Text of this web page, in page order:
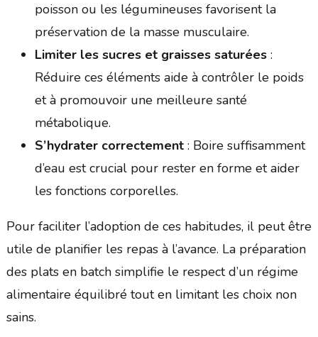
poisson ou les légumineuses favorisent la
préservation de la masse musculaire.
Limiter les sucres et graisses saturées:
Réduire ces éléments aide à contrôler le poids
et à promouvoir une meilleure santé
métabolique.
S’hydrater correctement: Boire suffisamment
d’eau est crucial pour rester en forme et aider
les fonctions corporelles.
Pour faciliter l’adoption de ces habitudes, il peut être
utile de planifier les repas à l’avance. La préparation
des plats en batch simplifie le respect d’un régime
alimentaire équilibré tout en limitant les choix non
sains.